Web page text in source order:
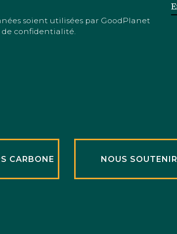
soient utilisées par GoodPlanet
de confidentialité.
CARBONE NOUS SOUTENIR